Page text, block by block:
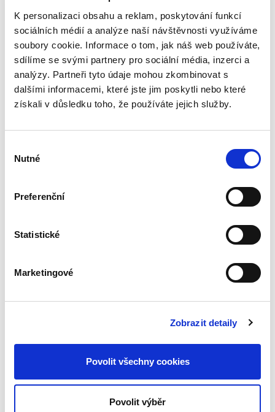
K personalizaci obsahu a reklam, poskytování funkcí
sociálních médií a analýze naší návštěvnosti využíváme
soubory cookie. Informace o tom, jak náš web používáte,
sdílíme se svými partnery pro sociální média, inzerci a
analýzy. Partneři tyto údaje mohou zkombinovat s
dalšími informacemi, které jste jim poskytli nebo které
získali v důsledku toho, že používáte jejich služby.
souhlasu
Nutné
Preferenční
Statistické
Marketingové
Zobrazit detaily
Povolit všechny cookies
Povolit výběr
650,00 Kč
Překládaná publikace přináší ucelený výklad
krizové energetické legislativy přijímané od
února 2022. Jako praktická příručka
srozumitelně vysvětluje právní nástroje, které
pomohly zvládnout tuto...
řádný výkon funkce, nikoliv za výsledek své
dobré (řádné)...
Právo pro obce